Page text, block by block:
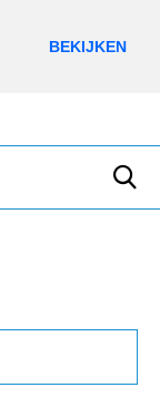
BEKIJKEN